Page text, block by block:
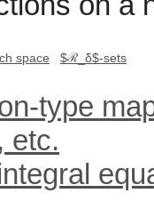
space
$ℛ_δ$-sets
type
etc.